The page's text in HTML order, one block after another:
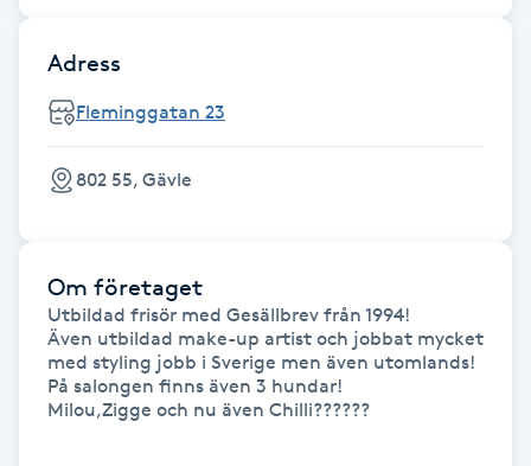
Fransförlängning Volym
Fransk manikyr
Fransrengöring
Friskvård
Friskvårdsmassage
Frisör
Adress
Fleminggatan 23
802 55, Gävle
Om företaget
Utbildad frisör med Gesällbrev från 1994!
Även utbildad make-up artist och jobbat mycket
med styling jobb i Sverige men även utomlands!
På salongen finns även 3 hundar!
Milou,Zigge och nu även Chilli??????